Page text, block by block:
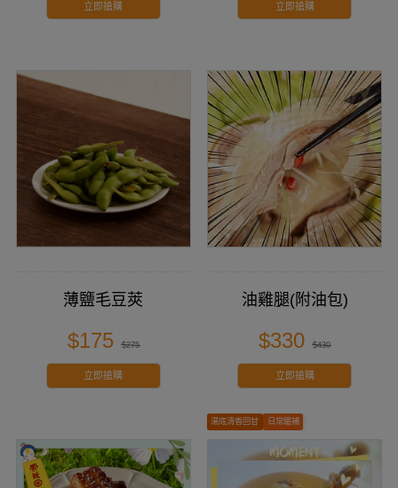
立即搶購 立即搶購
薄鹽毛豆莢
$175 $275
立即搶購
油雞腿(附油包)
$330 $430
立即搶購
湯底清香回甘 日常暖補